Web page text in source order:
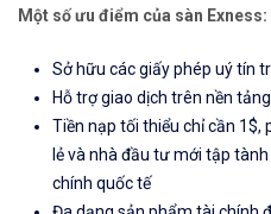
Một số ưu điểm của sàn Exness:
Sở hữu các giấy phép uý tín
Hỗ trợ giao dịch trên nền
Tiền nạp tối thiểu chỉ cần 1$,
lẻ và nhà đầu tư mới tập
chính quốc tế